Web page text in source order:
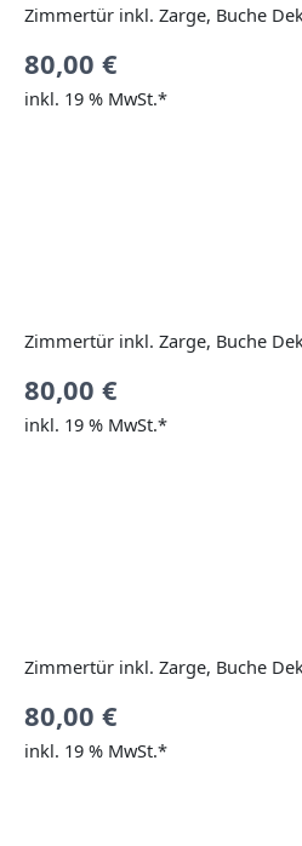
Zimmertür inkl. Zarge, Buche
80,00 €
inkl. 19 % MwSt.*
Zimmertür inkl. Zarge, Buche
80,00 €
inkl. 19 % MwSt.*
Zimmertür inkl. Zarge, Buche
80,00 €
inkl. 19 % MwSt.*